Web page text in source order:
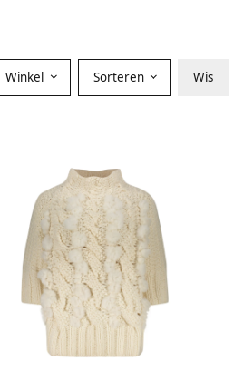
Winkel Sorteren Wis